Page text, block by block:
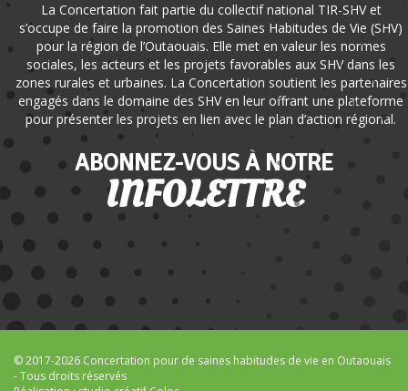
La Concertation fait partie du collectif national TIR-SHV et
s’occupe de faire la promotion des Saines Habitudes de Vie (SHV)
pour la région de l’Outaouais. Elle met en valeur les normes
sociales, les acteurs et les projets favorables aux SHV dans les
zones rurales et urbaines. La Concertation soutient les partenaires
engagés dans le domaine des SHV en leur offrant une plateforme
pour présenter les projets en lien avec le plan d’action régional.
ABONNEZ-VOUS À NOTRE
INFOLETTRE
© 2017-2026 Concertation pour de saines habitudes de vie en Outaouais
- Tous droits réservés